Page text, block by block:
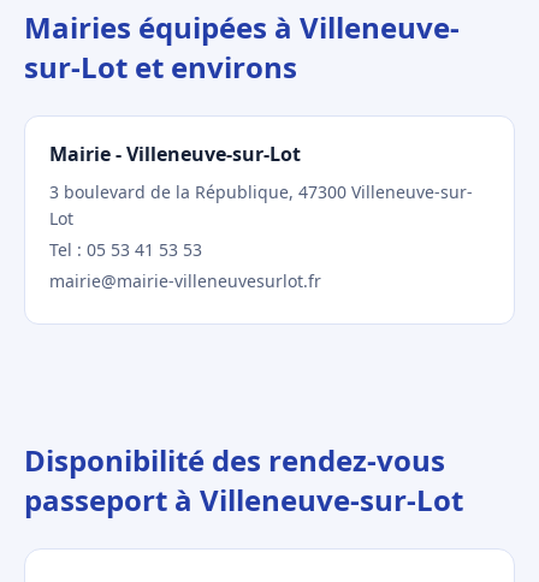
Mairies équipées à Villeneuve-
sur-Lot et environs
Mairie - Villeneuve-sur-Lot
3 boulevard de la République, 47300 Villeneuve-sur-
Lot
Tel : 05 53 41 53 53
mairie@mairie-villeneuvesurlot.fr
Disponibilité des rendez-vous
passeport à Villeneuve-sur-Lot